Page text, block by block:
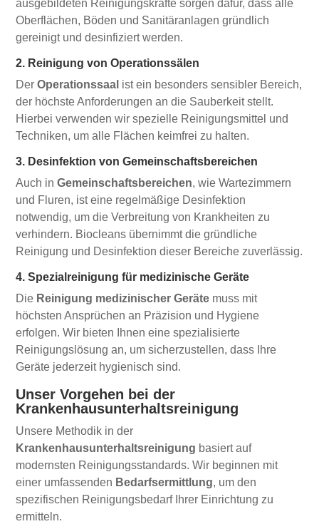
ausgebildeten Reinigungskräfte sorgen dafür, dass alle
Oberflächen, Böden und Sanitäranlagen gründlich
gereinigt und desinfiziert werden.
2. Reinigung von Operationssälen
DerOperationssaal ist ein besonders sensibler Bereich,
der höchste Anforderungen an die Sauberkeit stellt.
Hierbei verwenden wir spezielle Reinigungsmittel und
Techniken, um alle Flächen keimfrei zu halten.
3. Desinfektion von Gemeinschaftsbereichen
Auch inGemeinschaftsbereichen, wie Wartezimmern
und Fluren, ist eine regelmäßige Desinfektion
notwendig, um die Verbreitung von Krankheiten zu
verhindern. Biocleans übernimmt die gründliche
Reinigung und Desinfektion dieser Bereiche zuverlässig.
4. Spezialreinigung für medizinische Geräte
Die Reinigung medizinischer Geräte muss mit
höchsten Ansprüchen an Präzision und Hygiene
erfolgen. Wir bieten Ihnen eine spezialisierte
Reinigungslösung an, um sicherzustellen, dass Ihre
Geräte jederzeit hygienisch sind.
Unser Vorgehen bei der
Krankenhausunterhaltsreinigung
Unsere Methodik in der
Krankenhausunterhaltsreinigung basiert auf
modernsten Reinigungsstandards. Wir beginnen mit
einer umfassenden Bedarfsermittlung, um den
spezifischen Reinigungsbedarf Ihrer Einrichtung zu
ermitteln.